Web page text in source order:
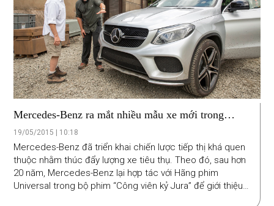
Mercedes-Benz ra mắt nhiều mẫu xe mới trong
"Công viên kỷ Jura"
19/05/2015 | 10:18
Mercedes-Benz đã triển khai chiến lược tiếp thị khá quen
thuộc nhằm thúc đẩy lượng xe tiêu thụ. Theo đó, sau hơn
20 năm, Mercedes-Benz lại hợp tác với Hãng phim
Universal trong bộ phim “Công viên kỷ Jura” để giới thiệu